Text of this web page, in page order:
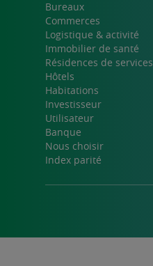
Bureaux
Commerces
Logistique & activité
Immobilier de santé
Résidences de services
Hôtels
Habitations
Investisseur
Utilisateur
Banque
Nous choisir
Index parité